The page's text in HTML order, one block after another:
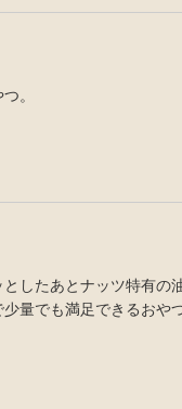
。
したあとナッツ特有の
量でも満足できるおや